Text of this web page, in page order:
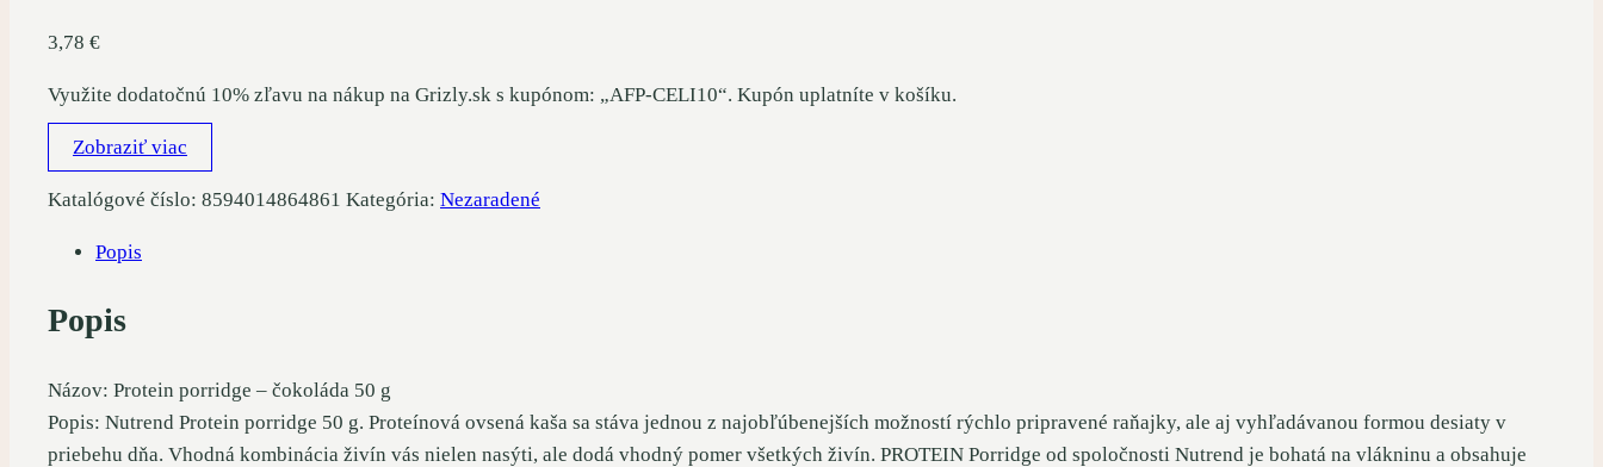
3,78 €
Využite dodatočnú 10% zľavu na nákup na Grizly.sk s kupónom: „AFP-CELI10“. Kupón uplatníte v košíku.
Zobraziť viac
Katalógové číslo: 8594014864861 Kategória: Nezaradené
Popis
Popis
Názov: Protein porridge – čokoláda 50 g
Popis: Nutrend Protein porridge 50 g. Proteínová ovsená kaša sa stáva jednou z najobľúbenejších možností rýchlo pripravené raňajky, ale aj vyhľadávanou formou desiaty v
priebehu dňa. Vhodná kombinácia živín vás nielen nasýti, ale dodá vhodný pomer všetkých živín. PROTEIN Porridge od spoločnosti Nutrend je bohatá na vlákninu a obsahuje